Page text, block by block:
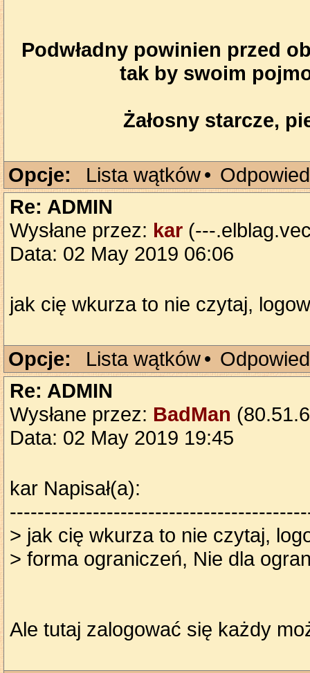
Podwładny powinien przed
tak by swoim
Żałosny starcze,
Opcje: Lista wątków•
Re: ADMIN
Wysłane przez: kar (---
Data: 02 May 2019 06:06
jak cię wkurza to nie czytaj,
Opcje: Lista wątków•
Re: ADMIN
Wysłane przez: BadMan
Data: 02 May 2019 19:45
kar Napisał(a):
> jak cię wkurza to nie czytaj,
> forma ograniczeń, Nie dla
Ale tutaj zalogować się każdy